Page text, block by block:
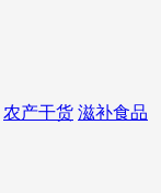
农产干货 滋补食品